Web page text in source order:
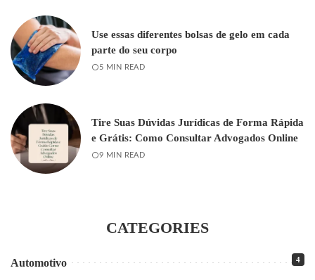
Use essas diferentes bolsas de gelo em cada
parte do seu corpo
5 MIN READ
Tire Suas Dúvidas Jurídicas de Forma Rápida
e Grátis: Como Consultar Advogados Online
9 MIN READ
CATEGORIES
Automotivo 4